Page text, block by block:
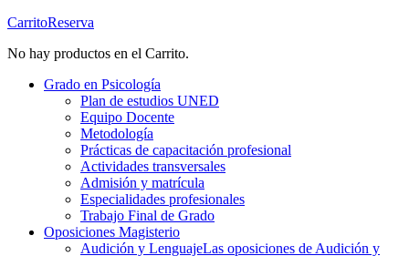
CarritoReserva
No hay productos en el Carrito.
Grado en Psicología
Plan de estudios UNED
Equipo Docente
Metodología
Prácticas de capacitación profesional
Actividades transversales
Admisión y matrícula
Especialidades profesionales
Trabajo Final de Grado
Oposiciones Magisterio
Audición y LenguajeLas oposiciones de Audición y